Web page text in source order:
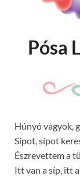
Pósa
Húnyó vagyok,
Sípot, sípot
Észrevettem a
Itt van a síp, itt